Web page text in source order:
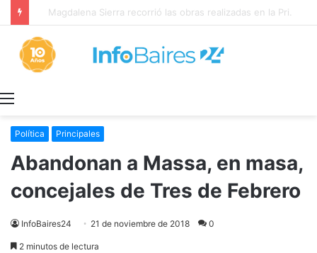
Magdalena Sierra recorrió las obras realizadas en la Primaria 36
Política Principales
Abandonan a Massa, en masa,
concejales de Tres de Febrero
InfoBaires24 21 de noviembre de 2018 0
2 minutos de lectura